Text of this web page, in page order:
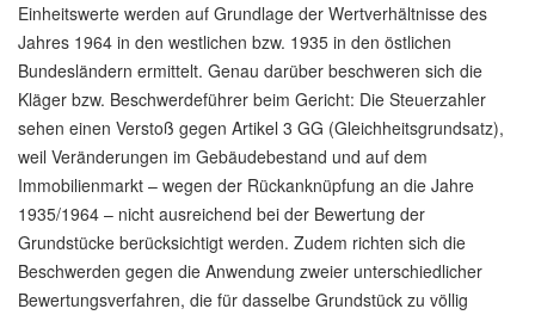
Einheitswerte werden auf Grundlage der Wertverhältnisse des
Jahres 1964 in den westlichen bzw. 1935 in den östlichen
Bundesländern ermittelt. Genau darüber beschweren sich die
Kläger bzw. Beschwerdeführer beim Gericht: Die Steuerzahler
sehen einen Verstoß gegen Artikel 3 GG (Gleichheitsgrundsatz),
weil Veränderungen im Gebäudebestand und auf dem
Immobilienmarkt – wegen der Rückanknüpfung an die Jahre
1935/1964 – nicht ausreichend bei der Bewertung der
Grundstücke berücksichtigt werden. Zudem richten sich die
Beschwerden gegen die Anwendung zweier unterschiedlicher
Bewertungsverfahren, die für dasselbe Grundstück zu völlig